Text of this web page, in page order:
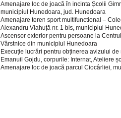
Amenajare loc de joacă în incinta Școlii
municipiul Hunedoara, jud. Hunedoara
Amenajare teren sport multifunctional –
Alexandru Vlahuță nr. 1 bis, municipiul
Ascensor exterior pentru persoane la
Vârstnice din municipiul Hunedoara
Execuție lucrări pentru obținerea avizului
Emanuil Gojdu, corpurile: Internat, Ateliere
Amenajare loc de joacă parcul Ciocârliei,